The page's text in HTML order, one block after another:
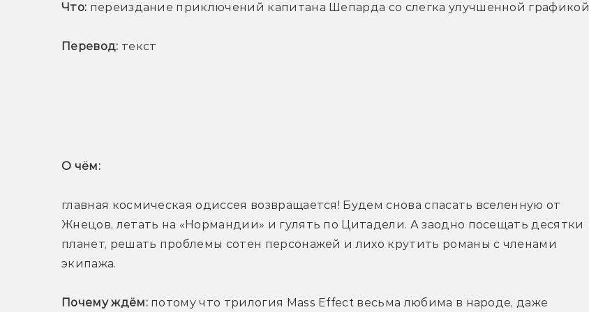
Что: переиздание приключений капитана Шепарда со слегка улучшенной графикой
Перевод: текст
О чём:
главная космическая одиссея возвращается! Будем снова спасать вселенную от
Жнецов, летать на «Нормандии» и гулять по Цитадели. А заодно посещать десятки
планет, решать проблемы сотен персонажей и лихо крутить романы с членами
экипажа.
Почему ждём: потому что трилогия Mass Effect весьма любима в народе, даже